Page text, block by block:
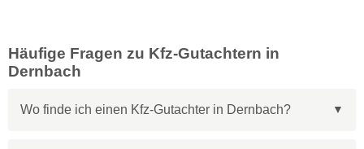
Häufige Fragen zu Kfz-Gutachtern in
Dernbach
Wo finde ich einen Kfz-Gutachter in Dernbach?